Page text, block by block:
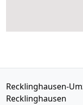
Recklinghausen-
Recklinghausen